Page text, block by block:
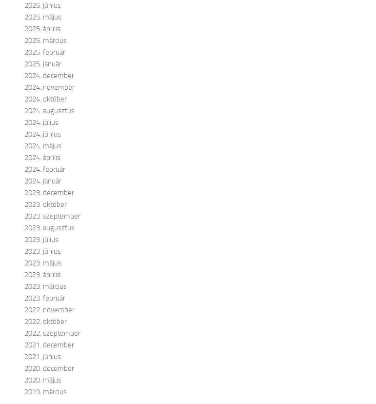
2025. június
2025. május
2025. április
2025. március
2025. február
2025. január
2024. december
2024. november
2024. október
2024. augusztus
2024. július
2024. június
2024. május
2024. április
2024. február
2024. január
2023. december
2023. október
2023. szeptember
2023. augusztus
2023. július
2023. június
2023. május
2023. április
2023. március
2023. február
2022. november
2022. október
2022. szeptember
2021. december
2021. június
2020. december
2020. május
2019. március